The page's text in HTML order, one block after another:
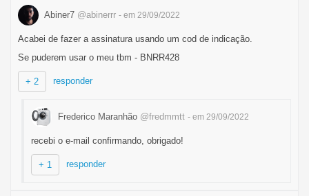
Abiner7 @abinerrr - em 29/09/2022
Acabei de fazer a assinatura usando um cod de indicação.
Se puderem usar o meu tbm - BNRR428
+ 2 responder
Frederico Maranhão @fredmmtt - em 29/09/2022
recebi o e-mail confirmando, obrigado!
+ 1 responder